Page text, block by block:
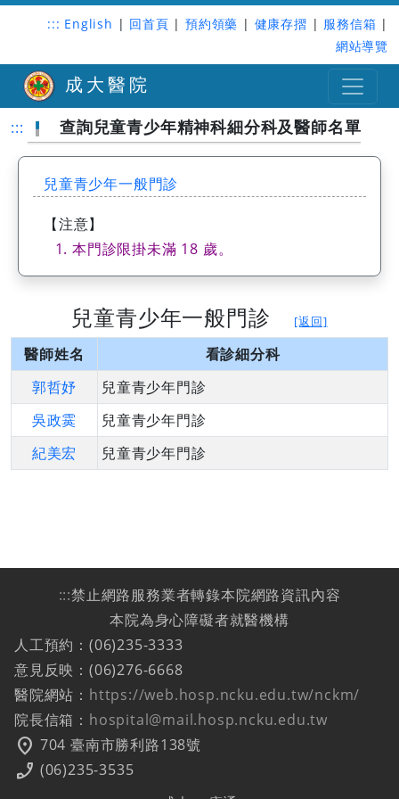
::: English | 回首頁 | 預約領藥 | 健康存摺 | 服務信箱 |
網站導覽
成大醫院
::: 查詢兒童青少年精神科細分科及醫師名單
兒童青少年一般門診
【注意】
本門診限掛未滿 18 歲。
兒童青少年一般門診 [返回]
醫師姓名
看診細分科
郭哲妤
兒童青少年門診
吳政霙
兒童青少年門診
紀美宏
兒童青少年門診
:::禁止網路服務業者轉錄本院網路資訊內容
本院為身心障礙者就醫機構
人工預約：(06)235-3333
意見反映：(06)276-6668
醫院網站： https://web.hosp.ncku.edu.tw/nckm/
院長信箱： hospital@mail.hosp.ncku.edu.tw
location_on 704 臺南市勝利路138號
phone_enabled (06)235-3535